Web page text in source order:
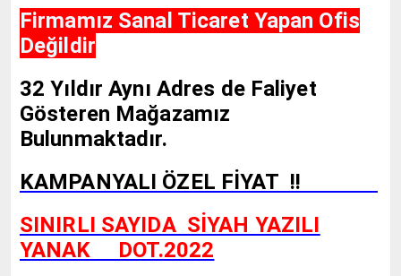
Firmamız Sanal Ticaret Yapan Ofis
Değildir
32 Yıldır Aynı Adres de Faliyet
Gösteren Mağazamız
Bulunmaktadır.
KAMPANYALI ÖZEL FİYAT !!
SINIRLI SAYIDA SİYAH YAZILI
YANAK DOT.2022